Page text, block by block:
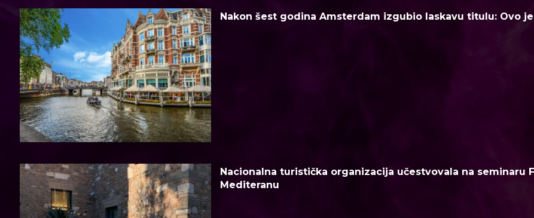
Nakon šest godina Amsterdam izgubio laskavu titulu: Ovo
Nacionalna turistička organizacija učestvovala na
Mediteranu